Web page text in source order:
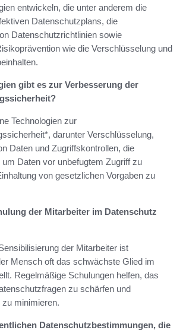
entwickeln, die unter anderem die
Datenschutzplans, die
Datenschutzrichtlinien sowie
wie die Verschlüsselung und
gibt es zur Verbesserung der
Technologien zur
darunter Verschlüsselung,
Daten und Zugriffskontrollen, die
Daten vor unbefugtem Zugriff zu
von gesetzlichen Vorgaben zu
der Mitarbeiter im Datenschutz
der Mitarbeiter ist
Mensch oft das schwächste Glied im
Regelmäßige Schulungen helfen, das
zu schärfen und
minimieren.
Datenschutzbestimmungen, die